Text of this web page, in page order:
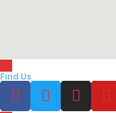
Find Us